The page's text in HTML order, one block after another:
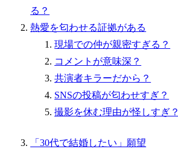
る？
熱愛を匂わせる証拠がある
現場での仲が親密すぎる？
コメントが意味深？
共演者キラーだから？
SNSの投稿が匂わせすぎ？
撮影を休む理由が怪しすぎ？
「30代で結婚したい」願望